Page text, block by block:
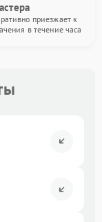
приезжает к
в течение часа